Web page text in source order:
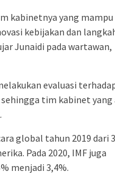
kabinetnya yang mampu
kebijakan dan
Junaidi pada wartawan,
evaluasi
tim kabinet yang
global tahun 2019 dari
Pada 2020, IMF juga
menjadi 3,4%.